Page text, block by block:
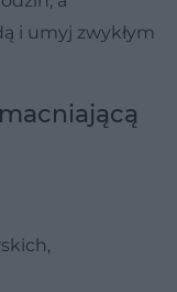
i umyj zwykłym